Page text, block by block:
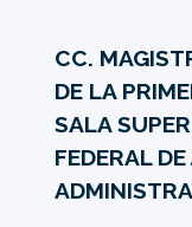
CC.
DE LA
SALA
FEDERAL